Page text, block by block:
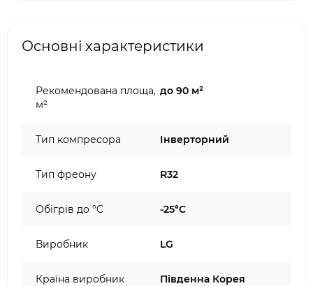
Основні характеристики
Рекомендована площа,
м²
до 90 м²
Тип компресора Інверторний
Тип фреону R32
Обігрів до °C -25°C
Виробник LG
Країна виробник Південна Корея